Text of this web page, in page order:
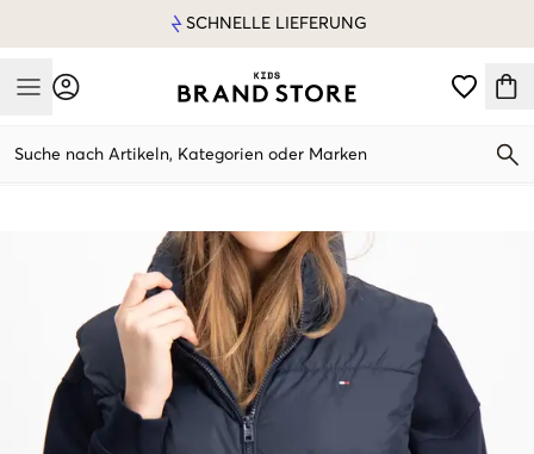
SCHNELLE LIEFERUNG
Mobile Menu
Suche nach Artikeln, Kategorien oder Marken